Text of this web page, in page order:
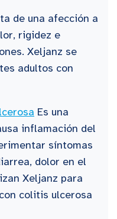
de una afección a
rigidez e
Xeljanz se
adultos con
Es una
inflamación del
síntomas
dolor en el
Xeljanz para
colitis ulcerosa